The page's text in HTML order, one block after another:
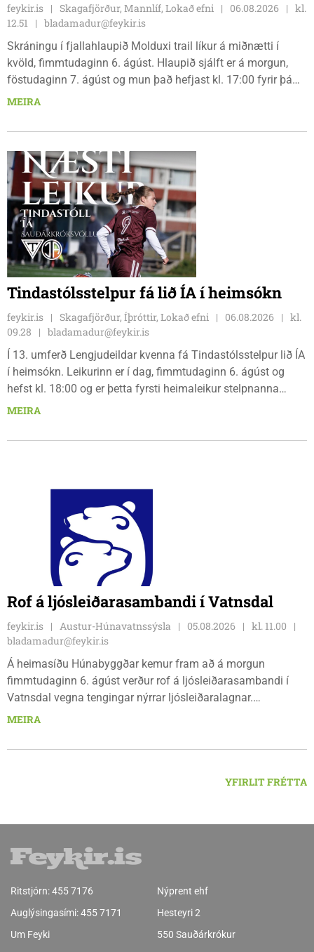
feykir.is Skagafjörður, Mannlíf, Lokað efni 06.08.2026
kl.
12.51
bladamadur@feykir.is
Skráningu í fjallahlaupið Molduxi trail líkur á miðnætti í
kvöld, fimmtudaginn 6. ágúst. Hlaupið sjálft er á morgun,
föstudaginn 7. ágúst og mun það hefjast kl. 17:00 fyrir þá
keppendur sem ætla sér 20 km em kl. 18:00 fyrir 12 km
fjölbrautaskólans en þar er líka komið í mark þannig
styðja hlauparana áfram.
MEIRA
Tindastólsstelpur fá lið ÍA í heimsókn
feykir.is Skagafjörður, Íþróttir, Lokað efni 06.08.2026
kl.
09.28
bladamadur@feykir.is
Í 13. umferð Lengjudeildar kvenna fá Tindastólsstelpur lið ÍA
í heimsókn. Leikurinn er í dag, fimmtudaginn 6. ágúst og
hefst kl. 18:00 og er þetta fyrsti heimaleikur stelpnanna
síðan 18. júlí. Spáin fyrir leikinn er fín, lítil háttar rigning og
veðri og skella sér á völlinn.
MEIRA
Rof á ljósleiðarasambandi í Vatnsdal
feykir.is Austur-Húnavatnssýsla 05.08.2026
kl. 11.00
bladamadur@feykir.is
Á heimasíðu Húnabyggðar kemur fram að á morgun
fimmtudaginn 6. ágúst verður rof á ljósleiðarasambandi í
Vatnsdal vegna tengingar nýrrar ljósleiðaralagnar.
Ljósleiðarasambandið verður rofið á morgun fimmtudag
MEIRA
YFIRLIT FRÉTTA
Ritstjórn:455 7176
Auglýsingasími:455 7171
Um Feyki
Nýprent ehf
Hesteyri 2
550 Sauðárkrókur